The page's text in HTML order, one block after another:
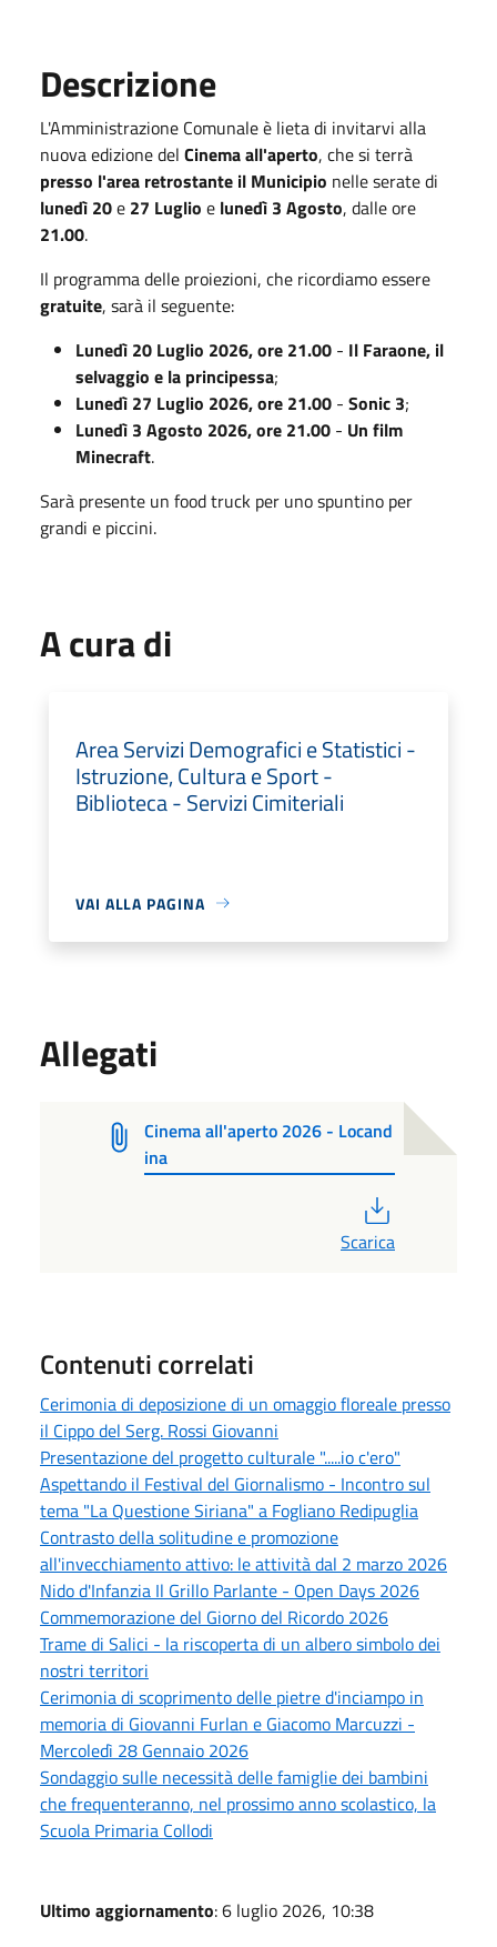
Descrizione
L'Amministrazione Comunale è lieta di invitarvi alla
nuova edizione del Cinema all'aperto, che si terrà
presso l'area retrostante il Municipio nelle serate di
lunedì 20e 27 Luglio e lunedì 3 Agosto, dalle ore
21.00.
Il programma delle proiezioni, che ricordiamo essere
gratuite, sarà il seguente:
Lunedì 20 Luglio 2026, ore 21.00 - Il Faraone, il
selvaggio e la principessa;
Lunedì 27 Luglio 2026, ore 21.00 - Sonic 3;
Lunedì 3 Agosto 2026, ore 21.00 - Un film
Minecraft.
Sarà presente un food truck per uno spuntino per
grandi e piccini.
A cura di
Area Servizi Demografici e Statistici -
Istruzione, Cultura e Sport -
Biblioteca - Servizi Cimiteriali
VAI ALLA PAGINA
Allegati
Cinema all'aperto 2026 - Locand
ina
Scarica
Contenuti correlati
Cerimonia di deposizione di un omaggio floreale presso
il Cippo del Serg. Rossi Giovanni
Presentazione del progetto culturale ".....io c'ero"
Aspettando il Festival del Giornalismo - Incontro sul
tema "La Questione Siriana" a Fogliano Redipuglia
Contrasto della solitudine e promozione
all'invecchiamento attivo: le attività dal 2 marzo 2026
Nido d'Infanzia Il Grillo Parlante - Open Days 2026
Commemorazione del Giorno del Ricordo 2026
Trame di Salici - la riscoperta di un albero simbolo dei
nostri territori
Cerimonia di scoprimento delle pietre d'inciampo in
memoria di Giovanni Furlan e Giacomo Marcuzzi -
Mercoledì 28 Gennaio 2026
Sondaggio sulle necessità delle famiglie dei bambini
che frequenteranno, nel prossimo anno scolastico, la
Scuola Primaria Collodi
Ultimo aggiornamento: 6 luglio 2026, 10:38